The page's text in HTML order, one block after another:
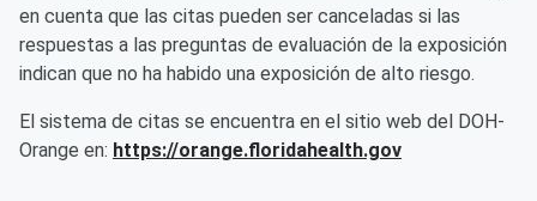
en cuenta que las citas pueden ser canceladas si las
respuestas a las preguntas de evaluación de la exposición
indican que no ha habido una exposición de alto riesgo.
El sistema de citas se encuentra en el sitio web del DOH-
Orange en: https://orange.floridahealth.gov